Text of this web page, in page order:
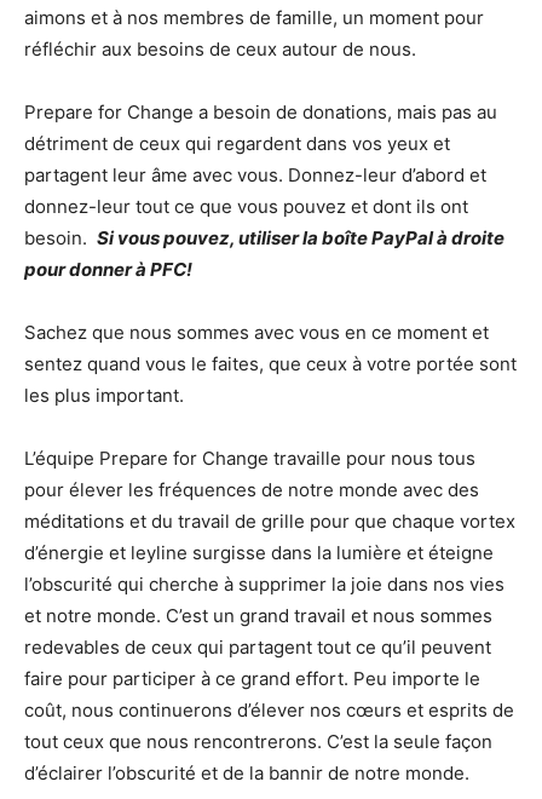
aimons et à nos membres de famille, un moment pour
réfléchir aux besoins de ceux autour de nous.
Prepare for Change a besoin de donations, mais pas au
détriment de ceux qui regardent dans vos yeux et
partagent leur âme avec vous. Donnez-leur d’abord et
donnez-leur tout ce que vous pouvez et dont ils ont
besoin. Si vous pouvez, utiliser la boîte PayPal à droite
pour donner à PFC!
Sachez que nous sommes avec vous en ce moment et
sentez quand vous le faites, que ceux à votre portée sont
les plus important.
L’équipe Prepare for Change travaille pour nous tous
pour élever les fréquences de notre monde avec des
méditations et du travail de grille pour que chaque vortex
d’énergie et leyline surgisse dans la lumière et éteigne
l’obscurité qui cherche à supprimer la joie dans nos vies
et notre monde. C’est un grand travail et nous sommes
redevables de ceux qui partagent tout ce qu’il peuvent
faire pour participer à ce grand effort. Peu importe le
coût, nous continuerons d’élever nos cœurs et esprits de
tout ceux que nous rencontrerons. C’est la seule façon
d’éclairer l’obscurité et de la bannir de notre monde.